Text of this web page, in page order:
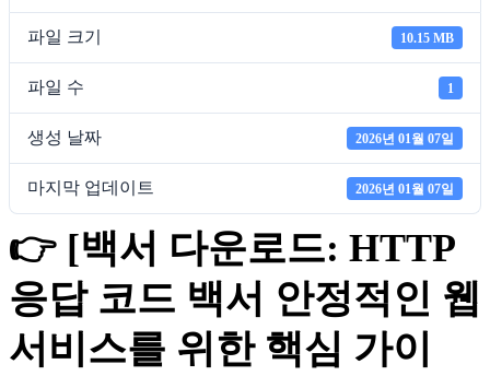
파일 크기 10.15 MB
파일 수 1
생성 날짜 2026년 01월 07일
마지막 업데이트 2026년 01월 07일
👉 [백서 다운로드: HTTP
응답 코드 백서 안정적인 웹
서비스를 위한 핵심 가이